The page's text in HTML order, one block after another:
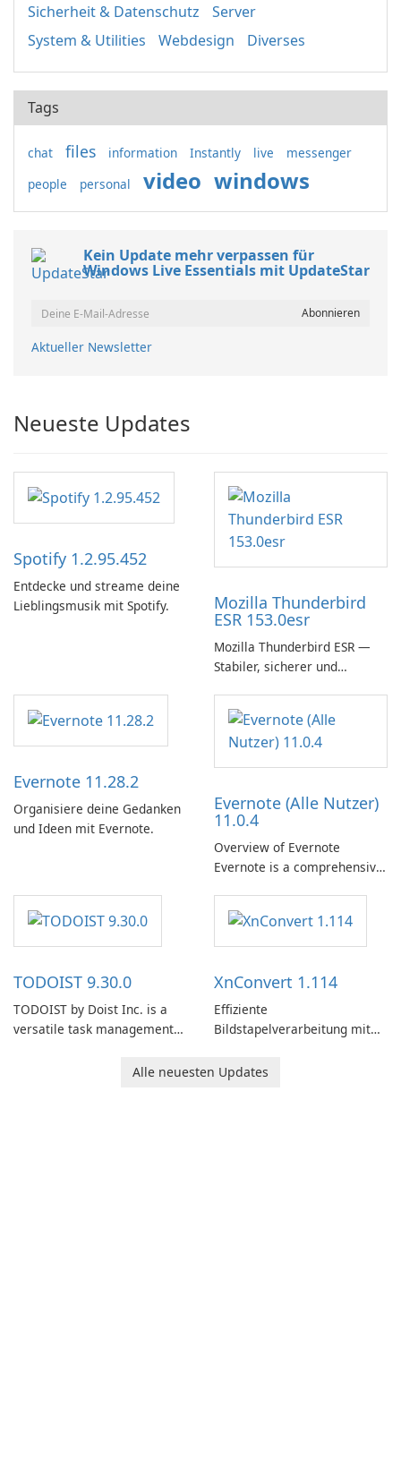
Sicherheit & Datenschutz
Server
System & Utilities
Webdesign Diverses
Tags
chat files information Instantly live
messenger
people
personal video windows
Kein Update mehr verpassen für
Windows Live Essentials mit UpdateStar
Aktueller Newsletter
Neueste Updates
Spotify 1.2.95.452
Entdecke und streame deine
Lieblingsmusik mit Spotify.
Mozilla Thunderbird
ESR 153.0esr
Mozilla Thunderbird ESR —
Stabiler, sicherer und
Mail-Client
Evernote 11.28.2
Organisiere deine Gedanken
und Ideen mit Evernote.
Evernote (Alle Nutzer)
11.0.4
Overview of Evernote
Evernote is a comprehensive
software designed to help
users capture, organize, and
access information across
TODOIST 9.30.0
TODOIST by Doist Inc. is a
versatile task management
individuals and teams
XnConvert 1.114
Effiziente
Bildstapelverarbeitung mit
Alle neuesten Updates